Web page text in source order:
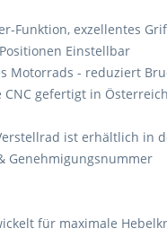
Funktion, exzellentes
Einstellbar
Motorrads - reduziert
CNC gefertigt in
ist erhältlich in
Genehmigungsnummer
für maximale